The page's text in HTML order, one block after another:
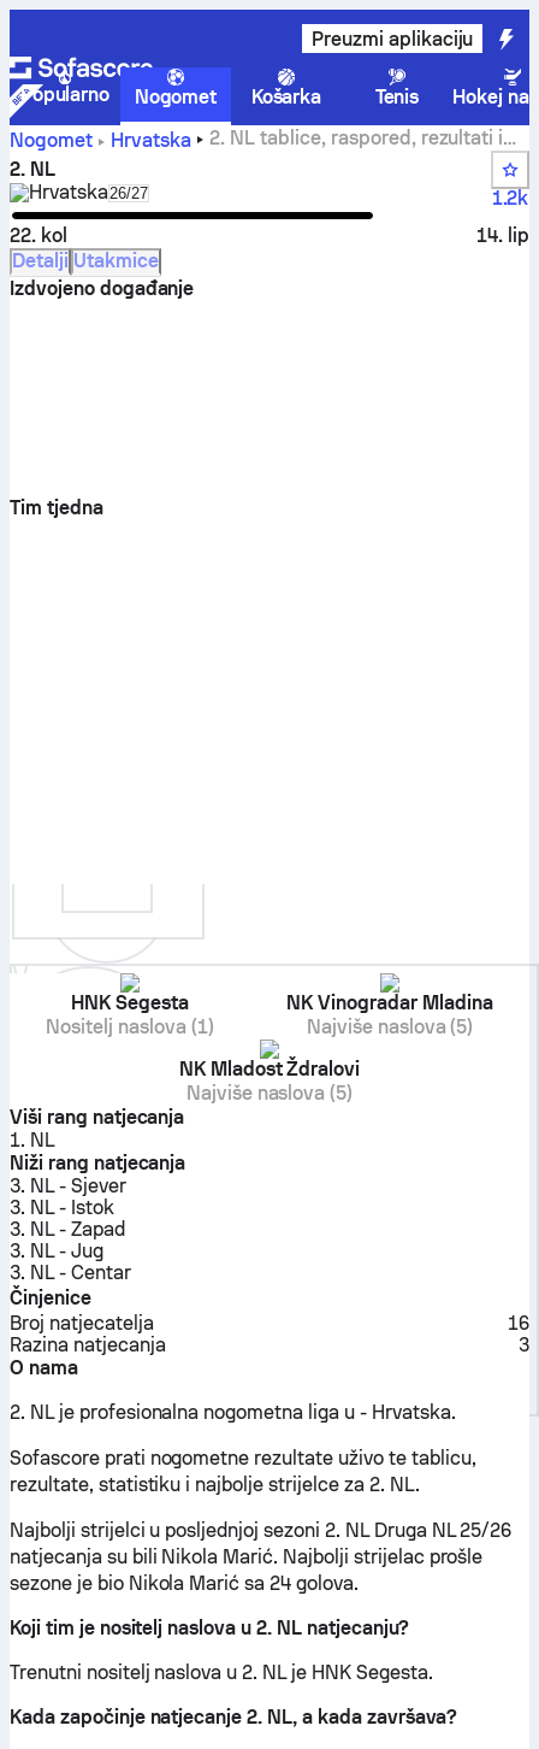
Preuzmi aplikaciju
Popularno Nogomet Košarka Tenis
Hokej na
Nogomet
Hrvatska
2. NL tablice, raspored, rezultati i
statistike
2. NL
HrvatskaSelect season in unique tournament header
26/27
1.2k
22. kol
14. lip
Detalji Utakmice
Izdvojeno događanje
Tim tjedna
HNK Segesta
Nositelj naslova (1)
NK Vinogradar Mladina
Najviše naslova (5)
NK Mladost Ždralovi
Najviše naslova (5)
Viši rang natjecanja
1. NL
Niži rang natjecanja
3. NL - Sjever
3. NL - Istok
3. NL - Zapad
3. NL - Jug
3. NL - Centar
Činjenice
Broj natjecatelja
16
Razina natjecanja
3
O nama
2. NL je profesionalna nogometna liga u - Hrvatska.
Sofascore prati nogometne rezultate uživo te tablicu,
rezultate, statistiku i najbolje strijelce za 2. NL.
Najbolji strijelci u posljednjoj sezoni 2. NL Druga NL 25/26
natjecanja su bili Nikola Marić. Najbolji strijelac prošle
sezone je bio Nikola Marić sa 24 golova.
Koji tim je nositelj naslova u 2. NL natjecanju?
Trenutni nositelj naslova u 2. NL je HNK Segesta.
Kada započinje natjecanje 2. NL, a kada završava?